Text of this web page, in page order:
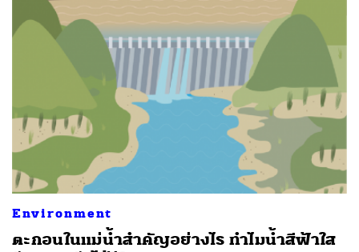
Environment
ตะกอนในแม่น้ำสำคัญอย่างไร ทำไมน้ำสีฟ้าใส